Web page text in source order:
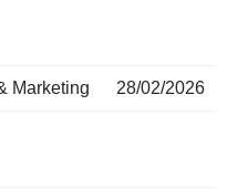
Marketing 28/02/2026